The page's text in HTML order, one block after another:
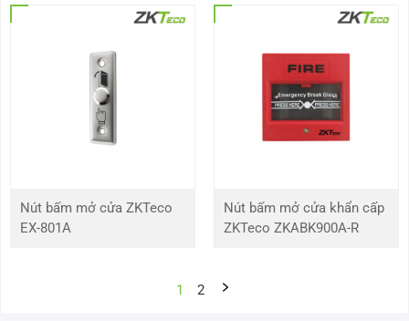
lượng và chính sách sau mua. Quý khách hãy nhanh tay liên hệ đến hotline
Nút bấm mở cửa ZKTeco
EX-801A
Nút bấm mở cửa khẩn cấp
ZKTeco ZKABK900A-R
1 2